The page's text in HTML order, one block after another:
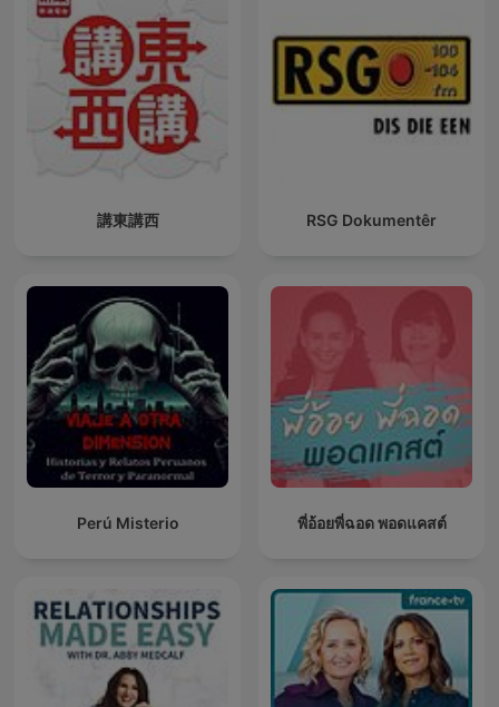
講東講西 RSG Dokumentêr
Perú Misterio พี่อ้อยพี่ฉอด พอดแคสต์